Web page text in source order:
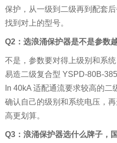
保护，从一级到二级再到配套
找到对上的型号。
Q2：选浪涌保护器是不是参数
不是，参数要对得上级别和系
易造二级复合型 YSPD-80B-
In 40kA 适配通流要求较高的
确认自己的级别和系统电压，
高更划算。
Q3：浪涌保护器选什么牌子，